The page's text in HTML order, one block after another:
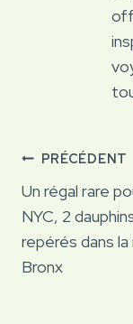
de
l’article
PRÉCÉDENT
Un régal rare
NYC, 2
repérés dans la
Bronx